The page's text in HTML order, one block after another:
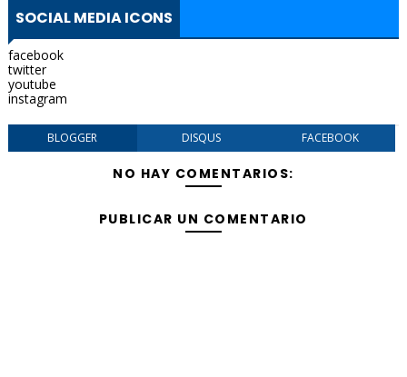
SOCIAL MEDIA ICONS
facebook
twitter
youtube
instagram
BLOGGER DISQUS FACEBOOK
NO HAY COMENTARIOS:
PUBLICAR UN COMENTARIO